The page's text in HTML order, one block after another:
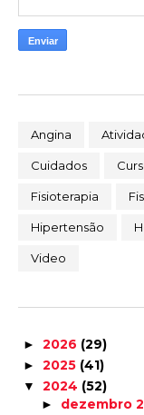
Angina
Cuidados
Fisioterapia
Hipertensão
Video
► 2026 (29)
► 2025 (41)
▼ 2024 (52)
► dezembro